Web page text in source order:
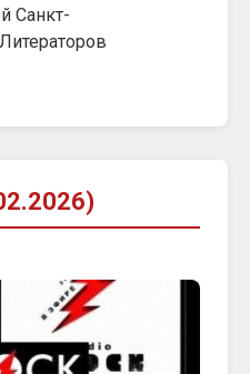
Санкт-